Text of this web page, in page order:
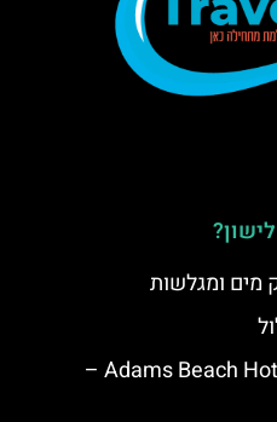
מים ומגלשות
איה נאפה מלון אדמס – Adams Beach Hotel –